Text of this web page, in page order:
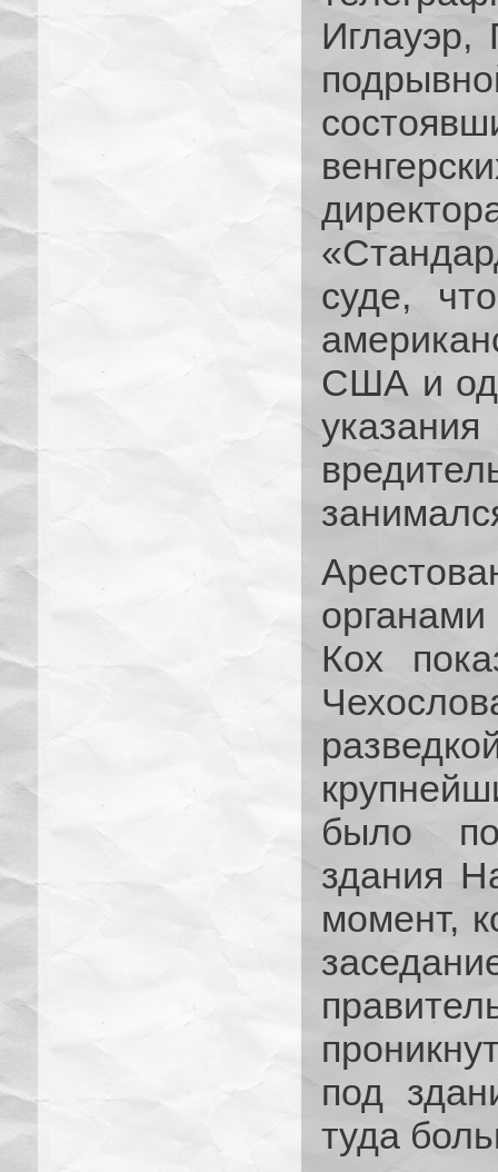
суде,
США и
Кох
было
здания
момент,
под
туда